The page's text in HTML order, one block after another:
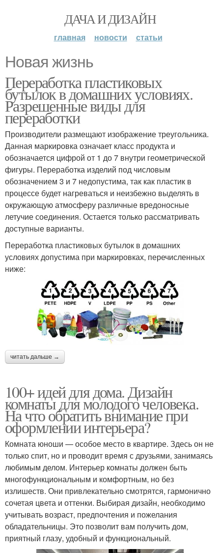
ДАЧА И ДИЗАЙН
главная новости статьи
Новая жизнь
Переработка пластиковых
бутылок в домашних условиях.
Разрешенные виды для
переработки
Производители размещают изображение треугольника.
Данная маркировка означает класс продукта и
обозначается цифрой от 1 до 7 внутри геометрической
фигуры. Переработка изделий под числовым
обозначением 3 и 7 недопустима, так как пластик в
процессе будет нагреваться и неизбежно выделять в
окружающую атмосферу различные вредоносные
летучие соединения. Остается только рассматривать
доступные варианты.
Переработка пластиковых бутылок в домашних
условиях допустима при маркировках, перечисленных
ниже:
читать дальше →
100+ идей для дома. Дизайн
комнаты для молодого человека.
На что обратить внимание при
оформлении интерьера?
Комната юноши — особое место в квартире. Здесь он не
только спит, но и проводит время с друзьями, занимаясь
любимым делом. Интерьер комнаты должен быть
многофункциональным и комфортным, но без
излишеств. Они привлекательно смотрятся, гармонично
сочетая цвета и оттенки. Выбирая дизайн, необходимо
учитывать возраст, предпочтения и пожелания
обладательницы. Это позволит вам получить дом,
приятный глазу, удобный и функциональный.